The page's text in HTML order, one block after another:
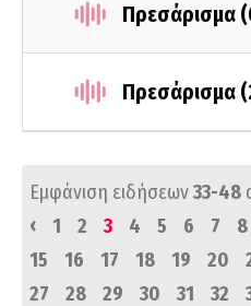
Πρεσάρισμα
Πρεσάρισμα
Εμφάνιση ειδήσεων33-48
‹
1 2 3 4 5 6 7 8
15
16 17 18 19 20
27
28 29 30 31 32